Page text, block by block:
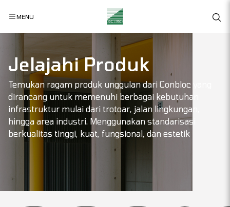
MENU
Jelajahi Produk
Temukan ragam produk unggulan dari Conbloc yang
dirancang untuk memenuhi berbagai kebutuhan
infrastruktur mulai dari trotoar, jalan lingkungan,
hingga area industri. Menggunakan standarisasi
berkualitas tinggi, kuat, fungsional, dan estetik